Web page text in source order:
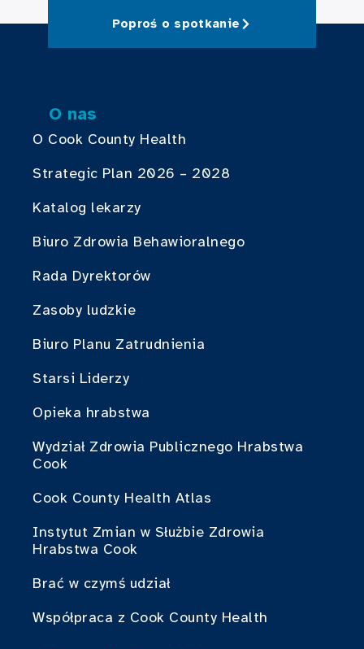
Poproś o spotkanie
O nas
O Cook County Health
Strategic Plan 2026 – 2028
Katalog lekarzy
Biuro Zdrowia Behawioralnego
Rada Dyrektorów
Zasoby ludzkie
Biuro Planu Zatrudnienia
Starsi Liderzy
Opieka hrabstwa
Wydział Zdrowia Publicznego Hrabstwa
Cook
Cook County Health Atlas
Instytut Zmian w Służbie Zdrowia
Hrabstwa Cook
Brać w czymś udział
Współpraca z Cook County Health